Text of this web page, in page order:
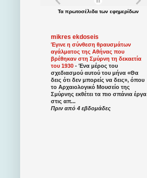
Τα πρωτοσέλιδατων εφημερίδων
mikres ekdoseis
Έγινε η σύνθεση θραυσμάτων
αγάλματος της Αθήνας που
βρέθηκαν στη Σμύρνη τη δεκαετία
του 1930 - Ένα μέρος του
σχεδιασμού αυτού του μήνα «Θα
δεις ότι δεν μπορείς να δεις», όπου
το Αρχαιολογικό Μουσείο της
Σμύρνης εκθέτει τα πιο σπάνια έργα
στις απ...
Πριν από 4 εβδομάδες